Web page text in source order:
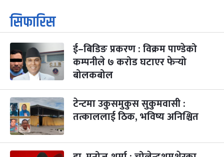
१
आइत
कार्तिक सङ्क्रान्ति
कार्तिक १, २०८३
३
मंगल
महानवमी
कार्तिक ३, २०८३-Oct 20, 2026
२ महिना बाँकी
४
५
बिहि
पापा‌ङ्कुशा एकादशी व्रत
कार्तिक ५, २०८३
२ महिना बाँकी
कुकुर तिहार ३ महिना बाँकी
सिफारिस
ई–बिडिङ प्रकरण : विक्रम पाण्डेको
कम्पनीले ७ करोड घटाएर फेर्‍यो
बोलकबोल
टेन्टमा उकुसमुकुस सुकुमवासी :
तत्काललाई ठिक, भविष्य अनिश्चित